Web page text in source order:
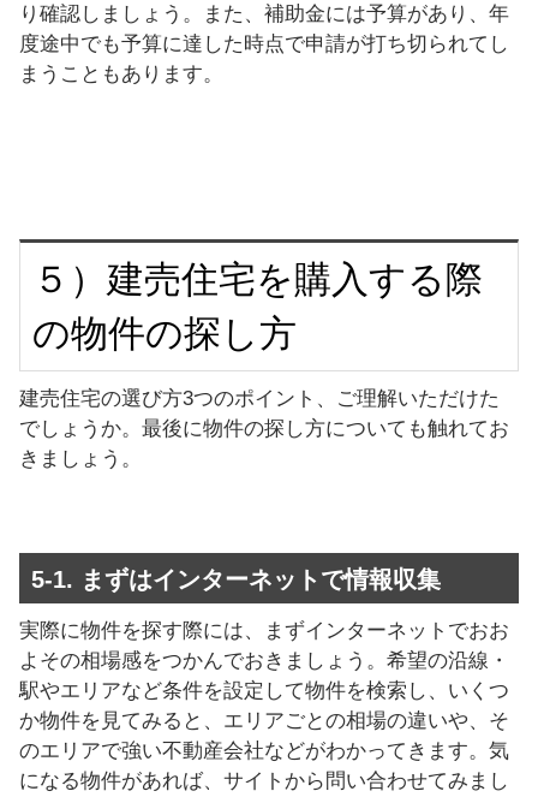
り確認しましょう。また、補助金には予算があり、年
度途中でも予算に達した時点で申請が打ち切られてし
まうこともあります。
５）建売住宅を購入する際
の物件の探し方
建売住宅の選び方3つのポイント、ご理解いただけた
でしょうか。最後に物件の探し方についても触れてお
きましょう。
5-1. まずはインターネットで情報収集
実際に物件を探す際には、まずインターネットでおお
よその相場感をつかんでおきましょう。希望の沿線・
駅やエリアなど条件を設定して物件を検索し、いくつ
か物件を見てみると、エリアごとの相場の違いや、そ
のエリアで強い不動産会社などがわかってきます。気
になる物件があれば、サイトから問い合わせてみまし